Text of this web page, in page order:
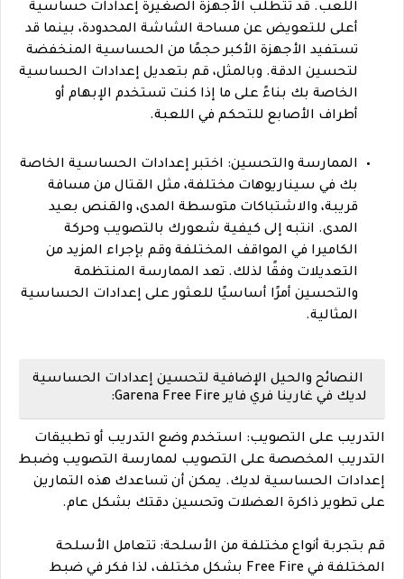
اللعب. قد تتطلب الأجهزة الصغيرة إعدادات حساسية
أعلى للتعويض عن مساحة الشاشة المحدودة، بينما قد
تستفيد الأجهزة الأكبر حجمًا من الحساسية المنخفضة
لتحسين الدقة. وبالمثل، قم بتعديل إعدادات الحساسية
الخاصة بك بناءً على ما إذا كنت تستخدم الإبهام أو
أطراف الأصابع للتحكم في اللعبة.
الممارسة والتحسين: اختبر إعدادات الحساسية الخاصة
بك في سيناريوهات مختلفة، مثل القتال من مسافة
قريبة، والاشتباكات متوسطة المدى، والقنص بعيد
المدى. انتبه إلى كيفية شعورك بالتصويب وحركة
الكاميرا في المواقف المختلفة وقم بإجراء المزيد من
التعديلات وفقًا لذلك. تعد الممارسة المنتظمة
والتحسين أمرًا أساسيًا للعثور على إعدادات الحساسية
المثالية.
النصائح والحيل الإضافية لتحسين إعدادات الحساسية
لديك في غارينا فري فاير Garena Free Fire:
التدريب على التصويب: استخدم وضع التدريب أو تطبيقات
التدريب المخصصة على التصويب لممارسة التصويب وضبط
إعدادات الحساسية لديك. يمكن أن تساعدك هذه التمارين
على تطوير ذاكرة العضلات وتحسين دقتك بشكل عام.
قم بتجربة أنواع مختلفة من الأسلحة: تتعامل الأسلحة
المختلفة في Free Fire بشكل مختلف، لذا فكر في ضبط